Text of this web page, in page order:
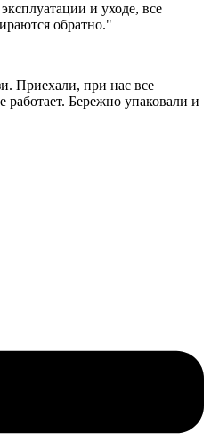
и уходе, все
обратно."
Приехали, при нас все
работает. Бережно упаковали и